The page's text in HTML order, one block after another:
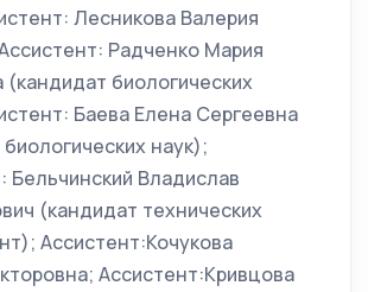
Лесникова Валерия
Радченко Мария
(кандидат биологических
Баева Елена Сергеевна
наук);
Бельчинский Владислав
(кандидат технических
Ассистент:Кочукова
Ассистент:Кривцова